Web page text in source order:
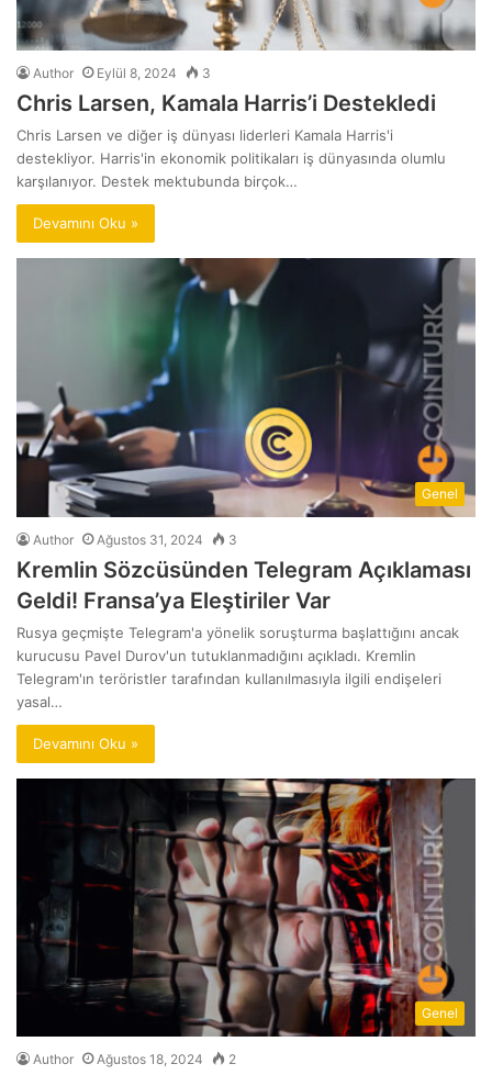
Author Eylül 8, 2024 3
Chris Larsen, Kamala Harris’i Destekledi
Chris Larsen ve diğer iş dünyası liderleri Kamala Harris'i
destekliyor. Harris'in ekonomik politikaları iş dünyasında olumlu
karşılanıyor. Destek mektubunda birçok…
Devamını Oku »
Genel
Author Ağustos 31, 2024 3
Kremlin Sözcüsünden Telegram Açıklaması
Geldi! Fransa’ya Eleştiriler Var
Rusya geçmişte Telegram'a yönelik soruşturma başlattığını ancak
kurucusu Pavel Durov'un tutuklanmadığını açıkladı. Kremlin
Telegram'ın teröristler tarafından kullanılmasıyla ilgili endişeleri
yasal…
Devamını Oku »
Genel
Author Ağustos 18, 2024 2